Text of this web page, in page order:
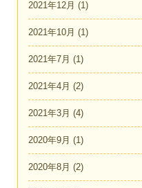
2021年12月 (1)
2021年10月 (1)
2021年7月 (1)
2021年4月 (2)
2021年3月 (4)
2020年9月 (1)
2020年8月 (2)